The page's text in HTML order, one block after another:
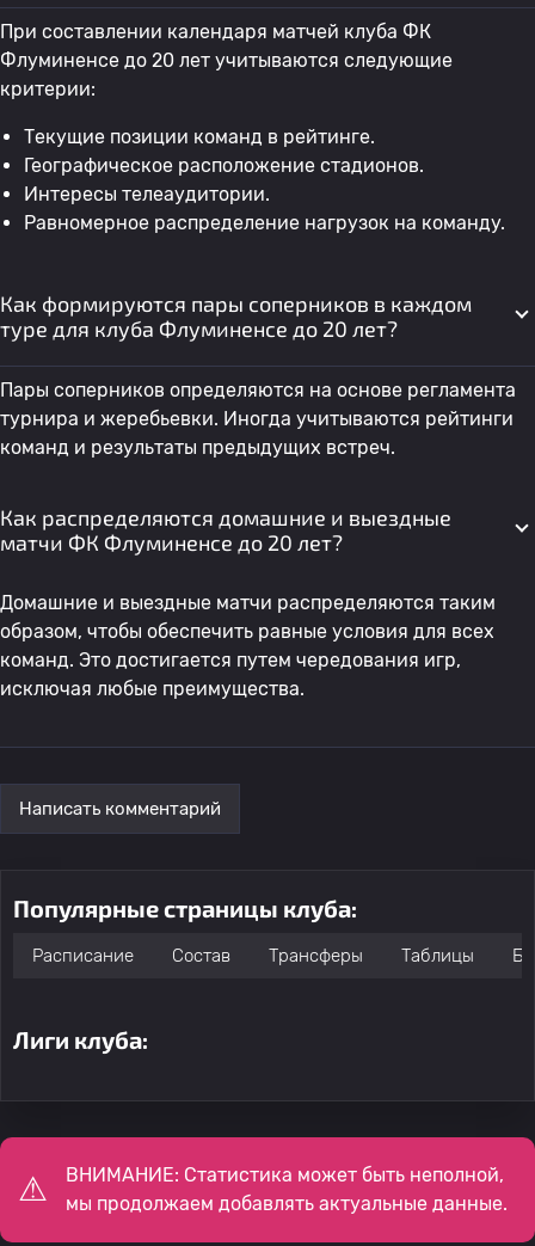
При составлении календаря матчей клуба ФК
Флуминенсе до 20 лет учитываются следующие
критерии:
Текущие позиции команд в рейтинге.
Географическое расположение стадионов.
Интересы телеаудитории.
Равномерное распределение нагрузок на команду.
Как формируются пары соперников в каждом
туре для клуба Флуминенсе до 20 лет?
Пары соперников определяются на основе регламента
турнира и жеребьевки. Иногда учитываются рейтинги
команд и результаты предыдущих встреч.
Как распределяются домашние и выездные
матчи ФК Флуминенсе до 20 лет?
Домашние и выездные матчи распределяются таким
образом, чтобы обеспечить равные условия для всех
команд. Это достигается путем чередования игр,
исключая любые преимущества.
Написать комментарий
Популярные страницы клуба:
Расписание Состав Трансферы Таблицы
Лиги клуба:
ВНИМАНИЕ: Статистика может быть неполной,
мы продолжаем добавлять актуальные данные.